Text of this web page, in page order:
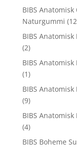
BIBS
Naturgummi
BIBS
(2)
BIBS
(1)
BIBS
(9)
BIBS
(4)
BIBS Boheme